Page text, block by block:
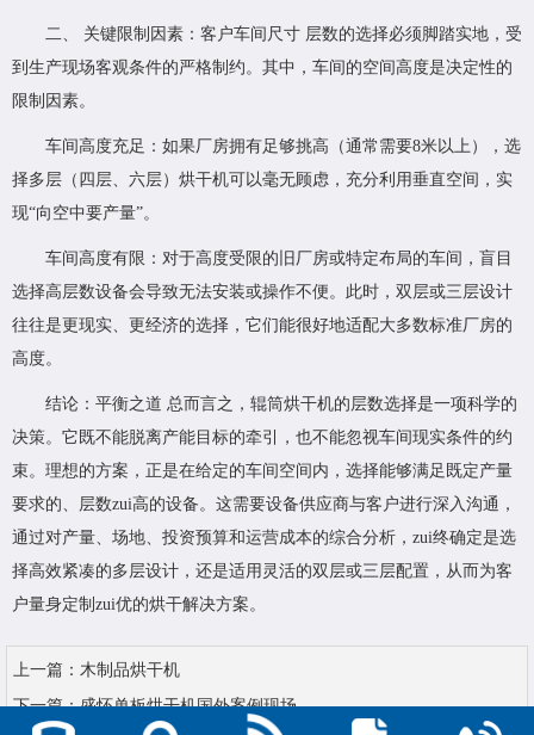
二、 关键限制因素：客户车间尺寸 层数的选择必须脚踏实地，受
到生产现场客观条件的严格制约。其中，车间的空间高度是决定性的
限制因素。
车间高度充足：如果厂房拥有足够挑高（通常需要8米以上），选
择多层（四层、六层）烘干机可以毫无顾虑，充分利用垂直空间，实
现“向空中要产量”。
车间高度有限：对于高度受限的旧厂房或特定布局的车间，盲目
选择高层数设备会导致无法安装或操作不便。此时，双层或三层设计
往往是更现实、更经济的选择，它们能很好地适配大多数标准厂房的
高度。
结论：平衡之道 总而言之，辊筒烘干机的层数选择是一项科学的
决策。它既不能脱离产能目标的牵引，也不能忽视车间现实条件的约
束。理想的方案，正是在给定的车间空间内，选择能够满足既定产量
要求的、层数zui高的设备。这需要设备供应商与客户进行深入沟通，
通过对产量、场地、投资预算和运营成本的综合分析，zui终确定是选
择高效紧凑的多层设计，还是适用灵活的双层或三层配置，从而为客
户量身定制zui优的烘干解决方案。
上一篇： 木制品烘干机
下一篇：盛怀单板烘干机国外案例现场...